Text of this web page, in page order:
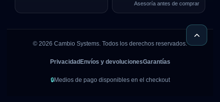
Asesoría antes de comprar
© 2026 Cambio Systems. Todos los derechos reservados.
Privacidad Envíos y devolucionesGarantías
🔒Medios de pago disponibles en el checkout